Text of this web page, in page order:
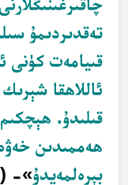
تەقدىردىمۇ
قىيامەت كۈنى
ئاللاھقا شېرىك
قىلىدۇ.
ھەممىدىن
بېرەلمەيدۇ»-